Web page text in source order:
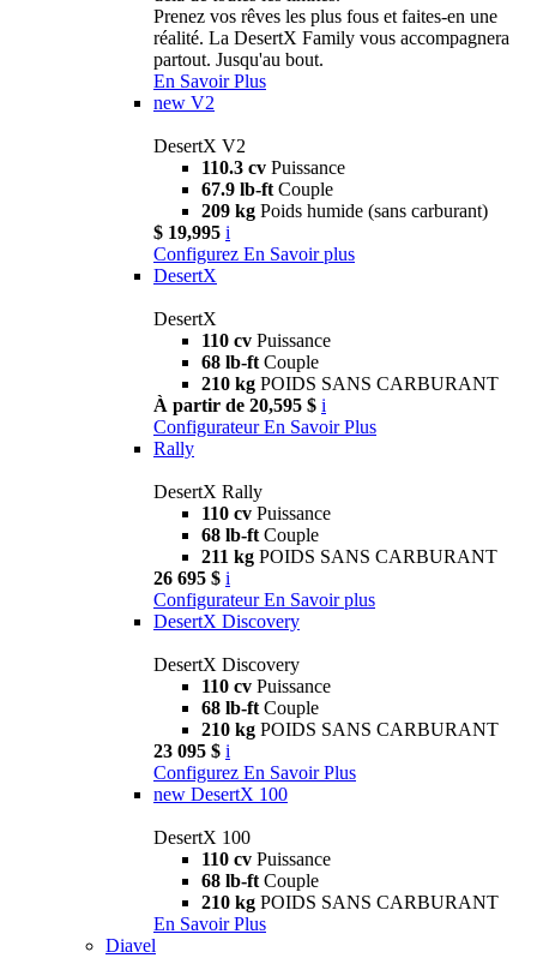
Prenez vos rêves les plus fous et faites-en une
réalité. La DesertX Family vous accompagnera
partout. Jusqu'au bout.
En Savoir Plus
new V2
DesertX V2
110.3 cv Puissance
67.9 lb-ft Couple
209 kg Poids humide (sans carburant)
$ 19,995 i
Configurez En Savoir plus
DesertX
DesertX
110 cv Puissance
68 lb-ft Couple
210 kg POIDS SANS CARBURANT
À partir de 20,595 $ i
Configurateur En Savoir Plus
Rally
DesertX Rally
110 cv Puissance
68 lb-ft Couple
211 kg POIDS SANS CARBURANT
26 695 $ i
Configurateur En Savoir plus
DesertX Discovery
DesertX Discovery
110 cv Puissance
68 lb-ft Couple
210 kg POIDS SANS CARBURANT
23 095 $ i
Configurez En Savoir Plus
new DesertX 100
DesertX 100
110 cv Puissance
68 lb-ft Couple
210 kg POIDS SANS CARBURANT
En Savoir Plus
Diavel